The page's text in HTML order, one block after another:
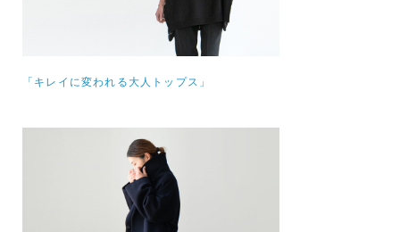
「キレイに変われる大人トップス」